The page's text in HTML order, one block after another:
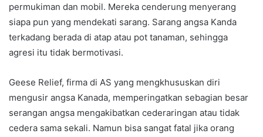
permukiman dan mobil. Mereka cenderung menyerang
siapa pun yang mendekati sarang. Sarang angsa Kanda
terkadang berada di atap atau pot tanaman, sehingga
agresi itu tidak bermotivasi.
Geese Relief, firma di AS yang mengkhususkan diri
mengusir angsa Kanada, memperingatkan sebagian besar
serangan angsa mengakibatkan cederaringan atau tidak
cedera sama sekali. Namun bisa sangat fatal jika orang